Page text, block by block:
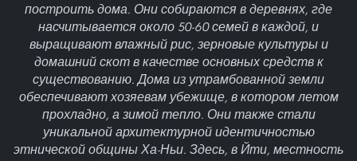
построить дома. Они собираются в деревнях, где
насчитывается около 50-60 семей в каждой, и
выращивают влажный рис, зерновые культуры и
домашний скот в качестве основных средств к
существованию. Дома из утрамбованной земли
обеспечивают хозяевам убежище, в котором летом
прохладно, а зимой тепло. Они также стали
уникальной архитектурной идентичностью
этнической общины Ха-Ньи. Здесь, в Йти, местность